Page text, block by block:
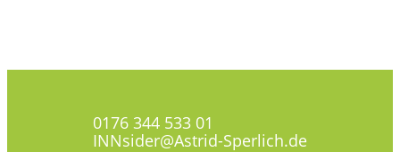
0176 344 533 01
INNsider@Astrid-Sperlich.de